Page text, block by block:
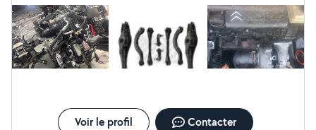
Vidange boîte automatique / mécanique Diagnostic
électronique valise Recherche de panne Capteurs
(pression, température, ABS, etc.) Circuit de
dépression / suralimentation Nettoyage vanne EGR
Petites réparations et entretien général Travail propre,
effectuées.
Voir le profil Contacter